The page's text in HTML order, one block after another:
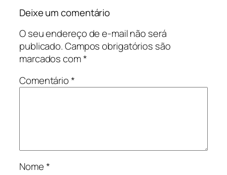
Deixe um comentário
O seu endereço de e-mail não será
publicado.Campos obrigatórios são
marcados com*
Comentário*
Nome*